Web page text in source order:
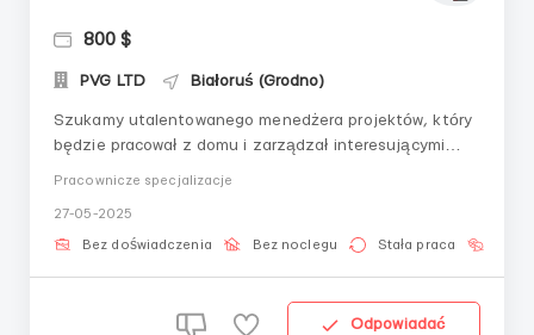
800 $
PVG LTD Białoruś (Grodno)
Szukamy utalentowanego menedżera projektów, który
będzie pracował z domu i zarządzał interesującymi
pracy:Wynagrodzenie:Noce zmiany: $800 na 2
tygodnieDziennie zmiany: $500 na 2
Pracownicze specjalizacje
27-05-2025
Bez doświadczenia Bez noclegu Stała praca
Odpowiadać